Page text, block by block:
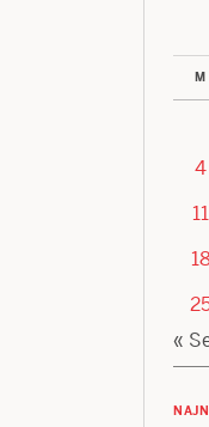
M
4
11
«